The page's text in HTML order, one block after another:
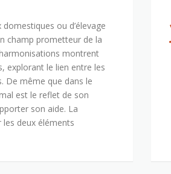
ou d’élevage
champ prometteur de la
montrent
explorant le lien entre les
De même que dans le
est le reflet de son
son aide. La
deux éléments